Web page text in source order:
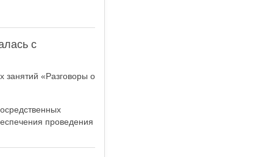
с
занятий «Разговоры о
проведения